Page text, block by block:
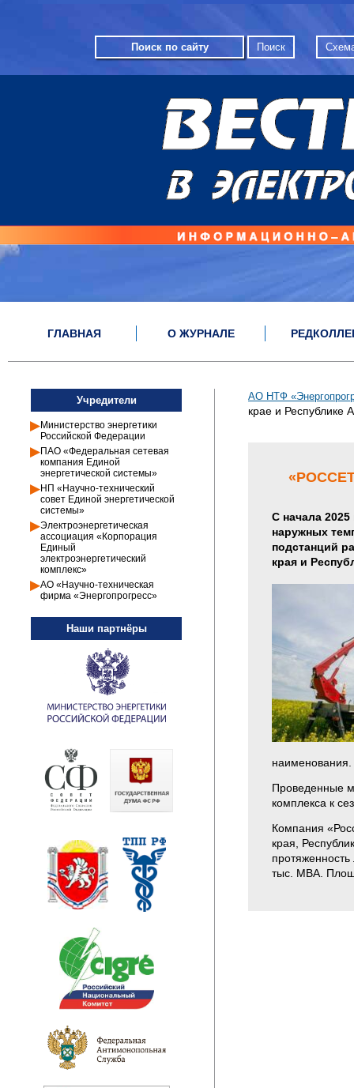
ГЛАВНАЯ О ЖУРНАЛЕ
АО НТФ
крае и Республике
С начала
наружных
подстанций
края и
наименования.
Проведенные
комплекса к
Компания
края,
тыс. МВА.
Учредители
Министерство энергетики
Российской Федерации
ПАО «Федеральная сетевая
компания Единой
энергетической системы»
НП «Научно-технический
совет Единой энергетической
системы»
Электроэнергетическая
ассоциация «Корпорация
Единый
электроэнергетический
комплекс»
АО «Научно-техническая
фирма «Энергопрогресс»
Наши партнёры